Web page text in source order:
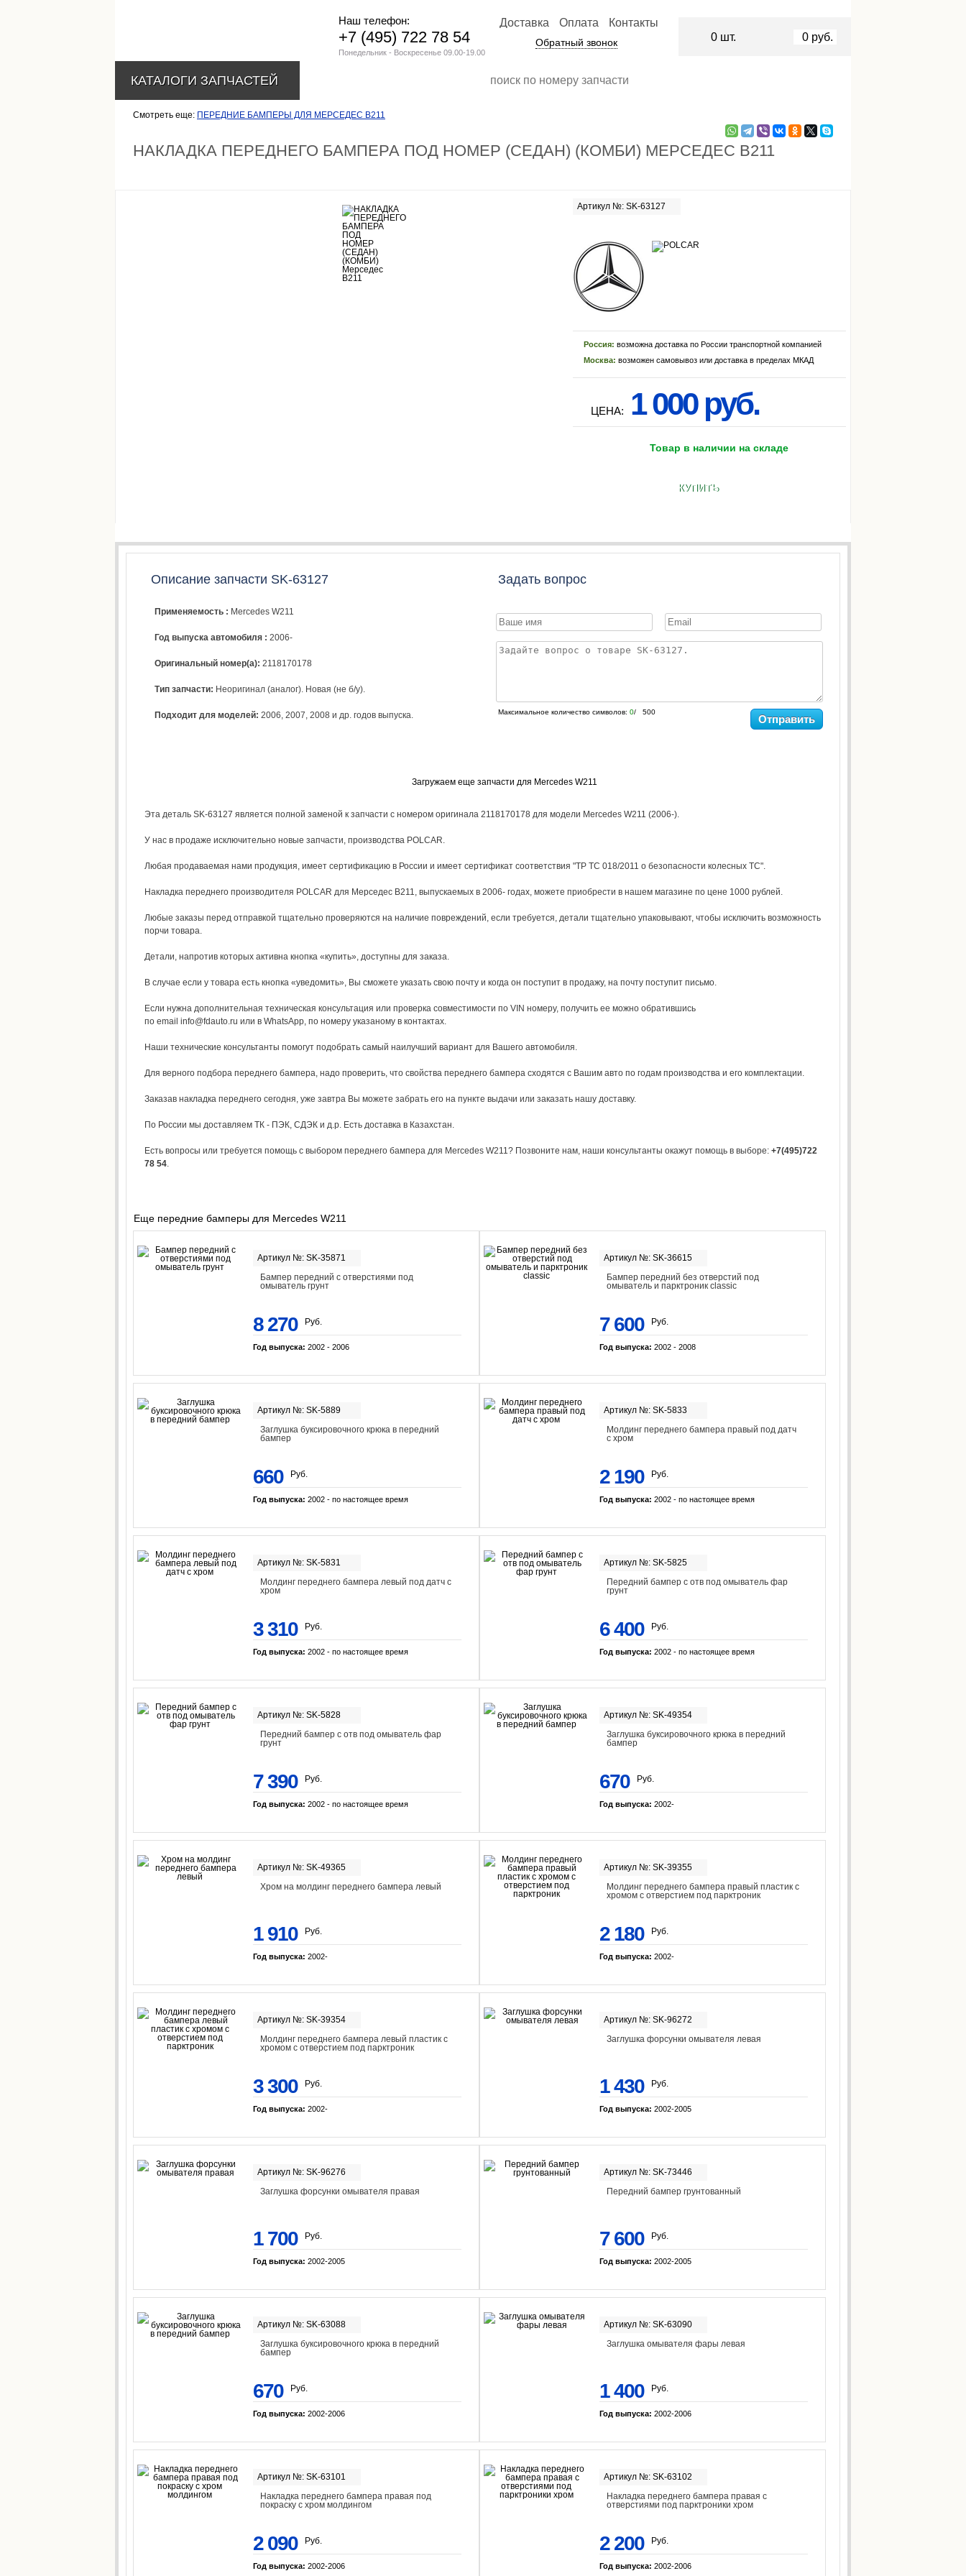
Смотреть еще: ПЕРЕДНИЕ БАМПЕРЫ ДЛЯ МЕРСЕДЕС В211
НАКЛАДКА ПЕРЕДНЕГО БАМПЕРА ПОД НОМЕР (СЕДАН) (КОМБИ) МЕРСЕДЕС В211
Артикул №: SK-63127
Россия: возможна доставка по России транспортной компанией
Москва: возможен самовывоз или доставка в пределах МКАД
ЦЕНА: 1 000 руб.
Товар в наличии на складе
КУПИТЬ
Описание запчасти SK-63127
Применяемость : Mercedes W211
Год выпуска автомобиля : 2006-
Оригинальный номер(а): 2118170178
Тип запчасти: Неоригинал (аналог). Новая (не б/у).
Подходит для моделей: 2006, 2007, 2008 и др. годов выпуска.
Задать вопрос
Максимальное количество символов: 0/ 500
Отправить
Загружаем еще запчасти для Mercedes W211
Эта деталь SK-63127 является полной заменой к запчасти с номером оригинала 2118170178 для модели Mercedes W211 (2006-).
У нас в продаже исключительно новые запчасти, производства POLCAR.
Любая продаваемая нами продукция, имеет сертификацию в России и имеет сертификат соответствия "ТР ТС 018/2011 о безопасности колесных ТС".
Накладка переднего производителя POLCAR для Мерседес В211, выпускаемых в 2006- годах, можете приобрести в нашем магазине по цене 1000 рублей.
Любые заказы перед отправкой тщательно проверяются на наличие повреждений, если требуется, детали тщательно упаковывают, чтобы исключить возможность
порчи товара.
Детали, напротив которых активна кнопка «купить», доступны для заказа.
В случае если у товара есть кнопка «уведомить», Вы сможете указать свою почту и когда он поступит в продажу, на почту поступит письмо.
Если нужна дополнительная техническая консультация или проверка совместимости по VIN номеру, получить ее можно обратившись
по email info@fdauto.ru или в WhatsApp, по номеру указаному в контактах.
Наши технические консультанты помогут подобрать самый наилучший вариант для Вашего автомобиля.
Для верного подбора переднего бампера, надо проверить, что свойства переднего бампера сходятся с Вашим авто по годам производства и его комплектации.
Заказав накладка переднего сегодня, уже завтра Вы можете забрать его на пункте выдачи или заказать нашу доставку.
По России мы доставляем ТК - ПЭК, СДЭК и д.р. Есть доставка в Казахстан.
Есть вопросы или требуется помощь с выбором переднего бампера для Mercedes W211? Позвоните нам, наши консультанты окажут помощь в выборе: +7(495)722
78 54.
Еще передние бамперы для Mercedes W211
Артикул №: SK-35871
Бампер передний с отверстиями под
омыватель грунт
8 270 Руб.
Год выпуска: 2002 - 2006
Артикул №: SK-36615
Бампер передний без отверстий под
омыватель и парктроник classic
7 600 Руб.
Год выпуска: 2002 - 2008
Артикул №: SK-5889
Заглушка буксировочного крюка в передний
бампер
660 Руб.
Год выпуска: 2002 - по настоящее время
Артикул №: SK-5833
Молдинг переднего бампера правый под датч
с хром
2 190 Руб.
Год выпуска: 2002 - по настоящее время
Артикул №: SK-5831
Молдинг переднего бампера левый под датч с
хром
3 310 Руб.
Год выпуска: 2002 - по настоящее время
Артикул №: SK-5825
Передний бампер с отв под омыватель фар
грунт
6 400 Руб.
Год выпуска: 2002 - по настоящее время
Артикул №: SK-5828
Передний бампер с отв под омыватель фар
грунт
7 390 Руб.
Год выпуска: 2002 - по настоящее время
Артикул №: SK-49354
Заглушка буксировочного крюка в передний
бампер
670 Руб.
Год выпуска: 2002-
Артикул №: SK-49365
Хром на молдинг переднего бампера левый
1 910 Руб.
Год выпуска: 2002-
Артикул №: SK-39355
Молдинг переднего бампера правый пластик с
хромом с отверстием под парктроник
2 180 Руб.
Год выпуска: 2002-
Артикул №: SK-39354
Молдинг переднего бампера левый пластик с
хромом с отверстием под парктроник
3 300 Руб.
Год выпуска: 2002-
Артикул №: SK-96272
Заглушка форсунки омывателя левая
1 430 Руб.
Год выпуска: 2002-2005
Артикул №: SK-96276
Заглушка форсунки омывателя правая
1 700 Руб.
Год выпуска: 2002-2005
Артикул №: SK-73446
Передний бампер грунтованный
7 600 Руб.
Год выпуска: 2002-2005
Артикул №: SK-63088
Заглушка буксировочного крюка в передний
бампер
670 Руб.
Год выпуска: 2002-2006
Артикул №: SK-63090
Заглушка омывателя фары левая
1 400 Руб.
Год выпуска: 2002-2006
Артикул №: SK-63101
Накладка переднего бампера правая под
покраску с хром молдингом
2 090 Руб.
Год выпуска: 2002-2006
Артикул №: SK-63102
Накладка переднего бампера правая с
отверстиями под парктроники хром
2 200 Руб.
Год выпуска: 2002-2006
Наш телефон:
+7 (495) 722 78 54
Понедельник - Воскресенье 09.00-19.00
Доставка Оплата Контакты
Обратный звонок 0 шт. 0 руб.
КАТАЛОГИ ЗАПЧАСТЕЙ